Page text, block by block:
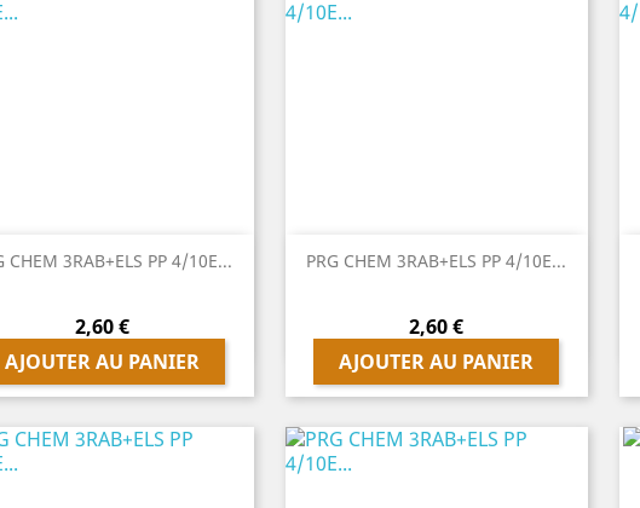
CHEM 3RAB+ELS PP 4/10E...
Prix
2,60 €
AJOUTER AU PANIER
 Aperçu rapide PRG CHEM 3RAB+ELS PP 4/10E...
Prix
2,60 €
AJOUTER AU PANIER
 Aperçu rapide